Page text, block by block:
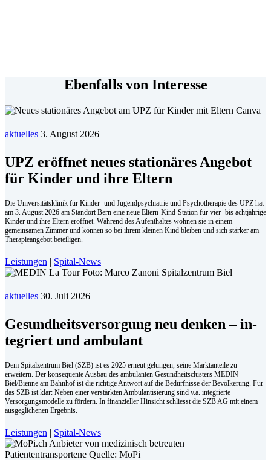
Ebenfalls von Interesse
aktuelles 3. August 2026
UPZ eröffnet neues stationäres Angebot
für Kinder und ihre Eltern
Die Universitätsklinik für Kinder- und Jugendpsychiatrie und Psychotherapie des UPZ hat
am 3. August 2026 am Standort Bern eine neue Eltern-Kind-Station für vier- bis achtjährige
Kinder und ihre Eltern eröffnet. Während des Aufenthaltes wohnen sie in einem
gemeinsamen Zimmer und können so bei ihrem kleinen Kind bleiben und sich stärker am
Therapieangebot beteiligen.
Leistungen | Spital-News
aktuelles 30. Juli 2026
Ge­sund­heits­ver­sor­gung neu den­ken – in­
te­griert und am­bu­lant
Dem Spitalzentrum Biel (SZB) ist es 2025 erneut gelungen, seine Marktanteile zu
erweitern. Der konsequente Ausbau des ambulanten Gesundheitsclusters MEDIN
Biel/Bienne am Bahnhof ist die richtige Antwort auf die Bedürfnisse der Bevölkerung. Für
das SZB ist klar: Neben einer verstärkten Ambulantisierung sind v.a. integrierte
Versorgungsmodelle zu fördern. In finanzieller Hinsicht schliesst die SZB AG mit einem
ausgeglichenen Ergebnis.
Leistungen | Spital-News